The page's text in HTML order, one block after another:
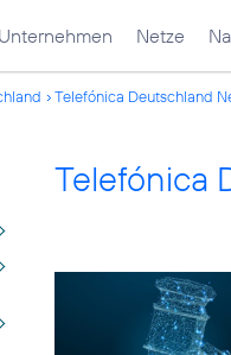
Unternehmen Netze
Telefónica Deutschland
Telefónica